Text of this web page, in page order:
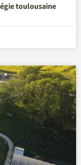
toulousaine